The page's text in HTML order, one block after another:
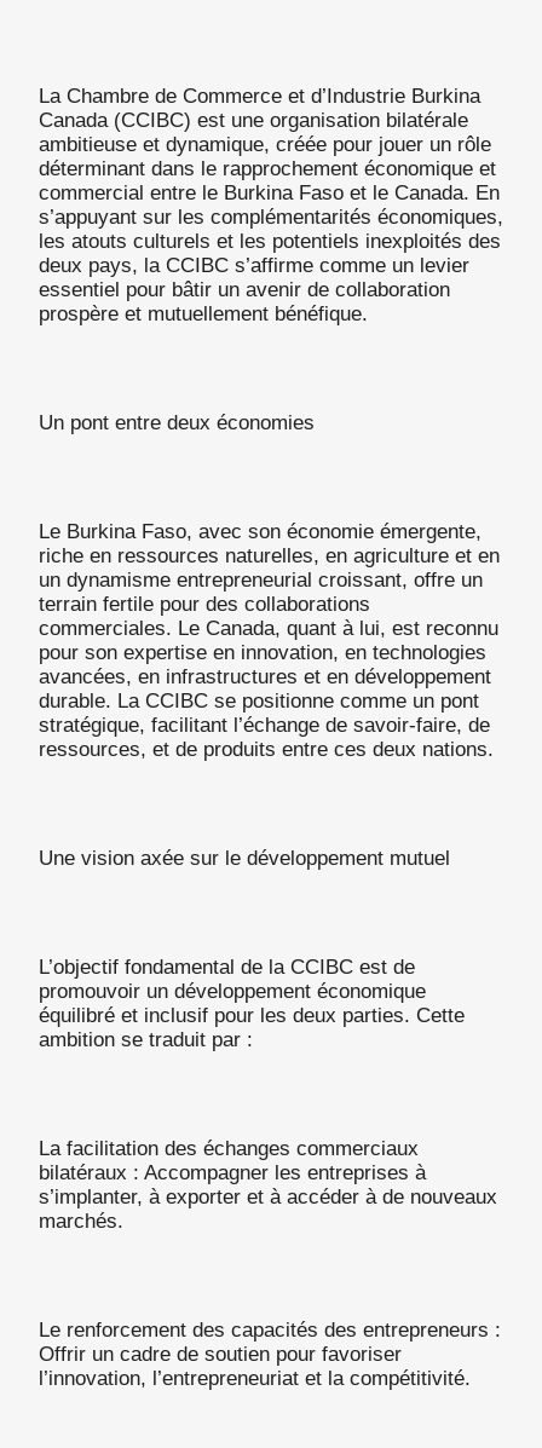
La Chambre de Commerce et d’Industrie Burkina
Canada (CCIBC) est une organisation bilatérale
ambitieuse et dynamique, créée pour jouer un rôle
déterminant dans le rapprochement économique et
commercial entre le Burkina Faso et le Canada. En
s’appuyant sur les complémentarités économiques,
les atouts culturels et les potentiels inexploités des
deux pays, la CCIBC s’affirme comme un levier
essentiel pour bâtir un avenir de collaboration
prospère et mutuellement bénéfique.
Un pont entre deux économies
Le Burkina Faso, avec son économie émergente,
riche en ressources naturelles, en agriculture et en
un dynamisme entrepreneurial croissant, offre un
terrain fertile pour des collaborations
commerciales. Le Canada, quant à lui, est reconnu
pour son expertise en innovation, en technologies
avancées, en infrastructures et en développement
durable. La CCIBC se positionne comme un pont
stratégique, facilitant l’échange de savoir-faire, de
ressources, et de produits entre ces deux nations.
Une vision axée sur le développement mutuel
L’objectif fondamental de la CCIBC est de
promouvoir un développement économique
équilibré et inclusif pour les deux parties. Cette
ambition se traduit par :
La facilitation des échanges commerciaux
bilatéraux : Accompagner les entreprises à
s’implanter, à exporter et à accéder à de nouveaux
marchés.
Le renforcement des capacités des entrepreneurs :
Offrir un cadre de soutien pour favoriser
l’innovation, l’entrepreneuriat et la compétitivité.